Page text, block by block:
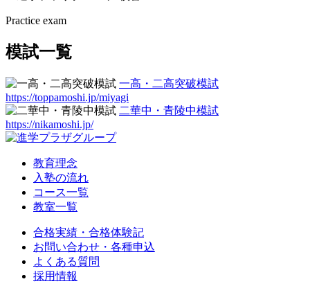
Practice exam
模試一覧
一高・二高突破模試
https://toppamoshi.jp/miyagi
二華中・青陵中模試
https://nikamoshi.jp/
教育理念
入塾の流れ
コース一覧
教室一覧
合格実績・合格体験記
お問い合わせ・各種申込
よくある質問
採用情報